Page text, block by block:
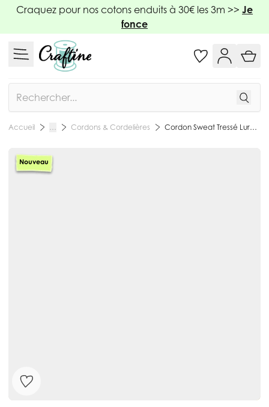
Allez au contenu
Craquez pour nos cotons enduits à 30€ les 3m >> Je
fonce
Accueil … Cordons & Cordelières Cordon Sweat Tressé Lurex 5 mm Ecru - Au mètre
Nouveau